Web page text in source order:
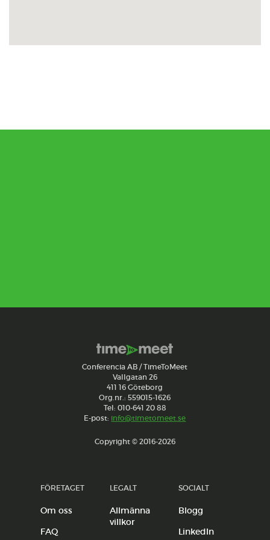
Conferencia AB / TimeToMeet
Vallgatan 26
411 16 Göteborg
Org.nr.: 559015-1626
Tel: 010-641 20 88
E-post: info@timetomeet.se
Copyright © 2016-2026
FÖRETAGET
Om oss
FAQ
LEGALT
Allmänna
villkor
SOCIALT
Blogg
LinkedIn